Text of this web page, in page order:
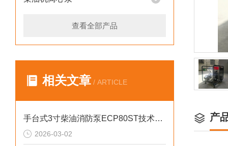
查看全部产品
相关文章 / ARTICLE
手台式3寸柴油消防泵ECP80ST技术参数
2026-03-02
产